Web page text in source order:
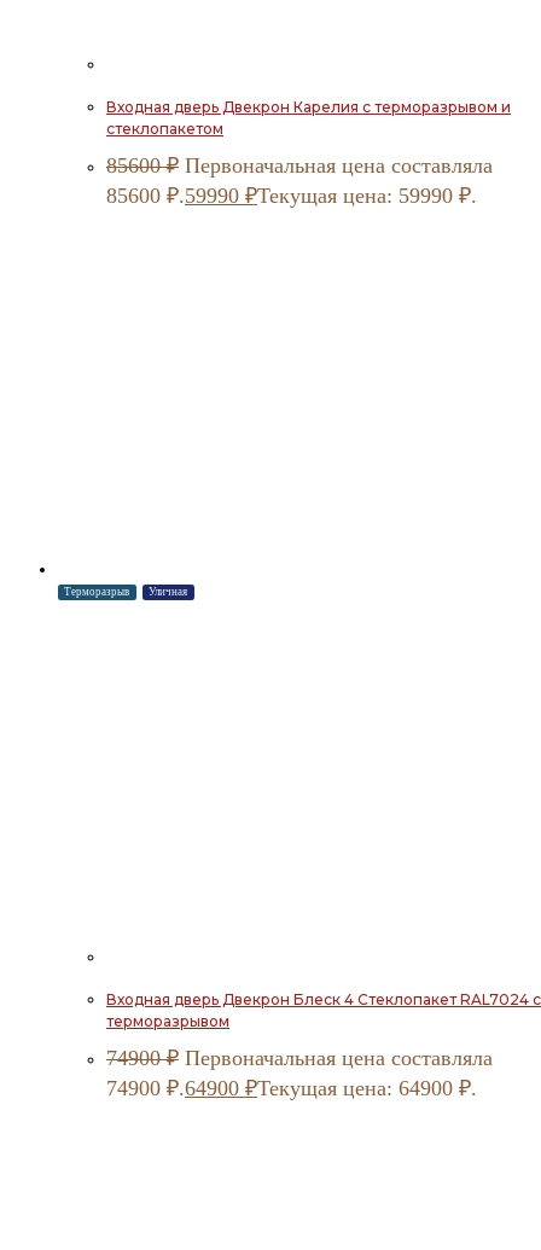
Входная дверь Двекрон Карелия с терморазрывом и
стеклопакетом
85600₽ Первоначальная цена составляла
85600 ₽.59990 ₽Текущая цена: 59990 ₽.
Терморазрыв Уличная
Входная дверь Двекрон Блеск 4 Стеклопакет RAL7024 с
терморазрывом
74900₽ Первоначальная цена составляла
74900 ₽.64900 ₽Текущая цена: 64900 ₽.